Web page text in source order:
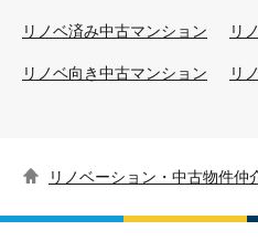
リノベ済み中古マンション リ
リノベ向き中古マンション リ
リノベーション・中古物件仲